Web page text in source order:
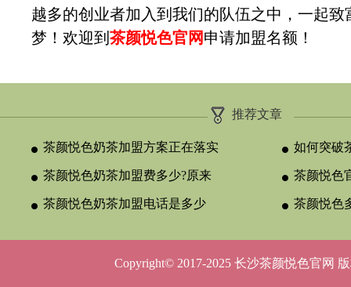
越多的创业者加入到我们的队伍之中，一起致
梦！欢迎到 茶颜悦色官网申请加盟名额！
推荐文章
茶颜悦色奶茶加盟方案正在落实 如何突破
颈？
茶颜悦色奶茶加盟费多少?原来
与合作类型
茶颜悦色
晚吗？
茶颜悦色奶茶加盟电话是多少 茶颜悦色
Copyright© 2017-2025 长沙茶颜悦色官网